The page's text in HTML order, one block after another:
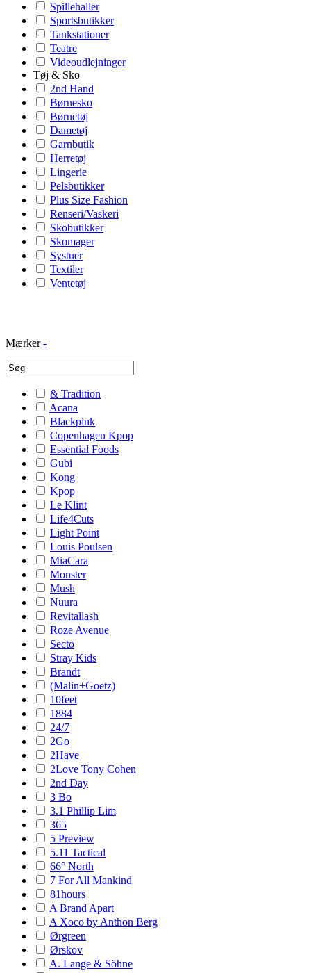
Spillehaller
Sportsbutikker
Tankstationer
Teatre
Videoudlejninger
Tøj & Sko
2nd Hand
Børnesko
Børnetøj
Dametøj
Garnbutik
Herretøj
Lingerie
Pelsbutikker
Plus Size Fashion
Renseri/Vaskeri
Skobutikker
Skomager
Systuer
Textiler
Ventetøj
Mærker -
& Tradition
Acana
Blackpink
Copenhagen Kpop
Essential Foods
Gubi
Kong
Kpop
Le Klint
Life4Cuts
Light Point
Louis Poulsen
MiaCara
Monster
Mush
Nuura
Revitallash
Roze Avenue
Secto
Stray Kids
Brandt
(Malin+Goetz)
10feet
1884
24/7
2Go
2Have
2Love Tony Cohen
2nd Day
3 Bo
3.1 Phillip Lim
365
5 Preview
5.11 Tactical
66° North
7 For All Mankind
81hours
A Brand Apart
A Xoco by Anthon Berg
Ørgreen
Ørskov
A. Lange & Söhne